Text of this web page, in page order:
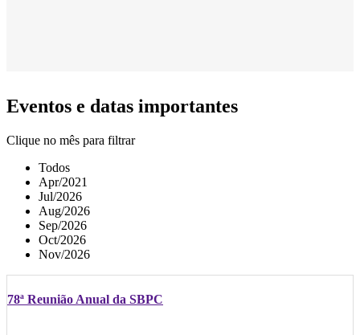
Eventos e datas importantes
Clique no mês para filtrar
Todos
Apr/2021
Jul/2026
Aug/2026
Sep/2026
Oct/2026
Nov/2026
78ª Reunião Anual da SBPC